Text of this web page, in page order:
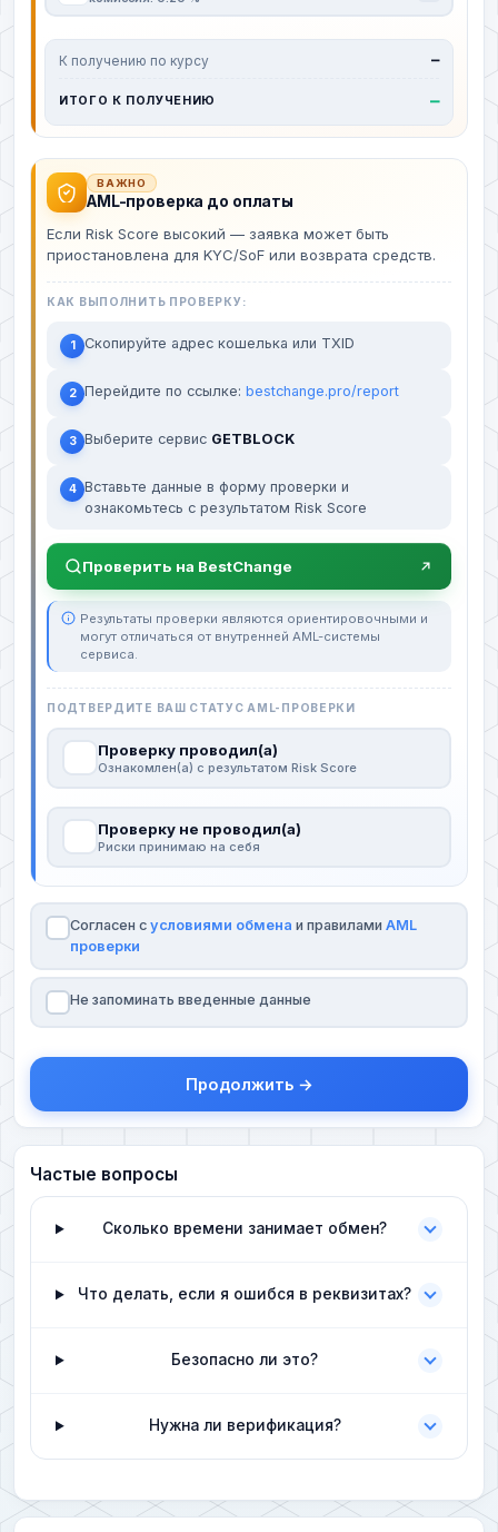
К получению по курсу —
ИТОГО К ПОЛУЧЕНИЮ —
ВАЖНО
AML-проверка до оплаты
Если Risk Score высокий — заявка может быть
приостановлена для KYC/SoF или возврата средств.
КАК ВЫПОЛНИТЬ ПРОВЕРКУ:
1 Скопируйте адрес кошелька или TXID
2 Перейдите по ссылке: bestchange.pro/report
3 Выберите сервис GETBLOCK
4 Вставьте данные в форму проверки и
ознакомьтесь с результатом Risk Score
Проверить на BestChange
Результаты проверки являются ориентировочными и
могут отличаться от внутренней AML-системы
сервиса.
ПОДТВЕРДИТЕ ВАШ СТАТУС AML-ПРОВЕРКИ
Проверку проводил(а)
Ознакомлен(а) с результатом Risk Score
Проверку не проводил(а)
Риски принимаю на себя
Согласен с условиями обмена и правилами AML
проверки
Не запоминать введенные данные
Продолжить →
Частые вопросы
Сколько времени занимает обмен?
Что делать, если я ошибся в реквизитах?
Безопасно ли это?
Нужна ли верификация?